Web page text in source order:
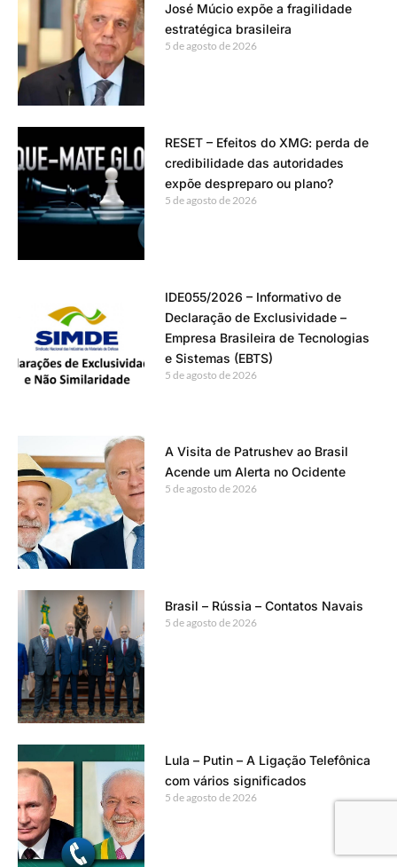
José Múcio expõe a fragilidade
estratégica brasileira
5 de agosto de 2026
RESET – Efeitos do XMG: perda de
credibilidade das autoridades
expõe despreparo ou plano?
5 de agosto de 2026
IDE055/2026 – Informativo de
Declaração de Exclusividade –
Empresa Brasileira de Tecnologias
e Sistemas (EBTS)
5 de agosto de 2026
A Visita de Patrushev ao Brasil
Acende um Alerta no Ocidente
5 de agosto de 2026
Brasil – Rússia – Contatos Navais
5 de agosto de 2026
Lula – Putin – A Ligação Telefônica
com vários significados
5 de agosto de 2026